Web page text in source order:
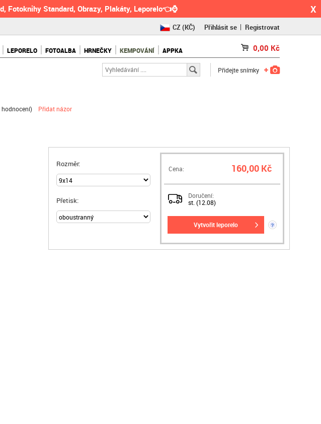
Fotoknihy Standard, Obrazy, Plakáty, Leporelo👈⌚ X
CZ(KČ)
RO(RON)
Přihlásit se Registrovat
LEPORELO FOTOALBA HRNEČKY KEMPOVÁNÍ APPKA 0,00 Kč
Přidejte snímky
hodnocení) Přidat názor
Rozměr:
Přetisk:
Cena: 160,00 Kč
Doručení:
st. (12.08)
vytvořit leporelo ?